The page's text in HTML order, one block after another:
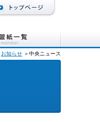
お知らせ ＞中央ニュース